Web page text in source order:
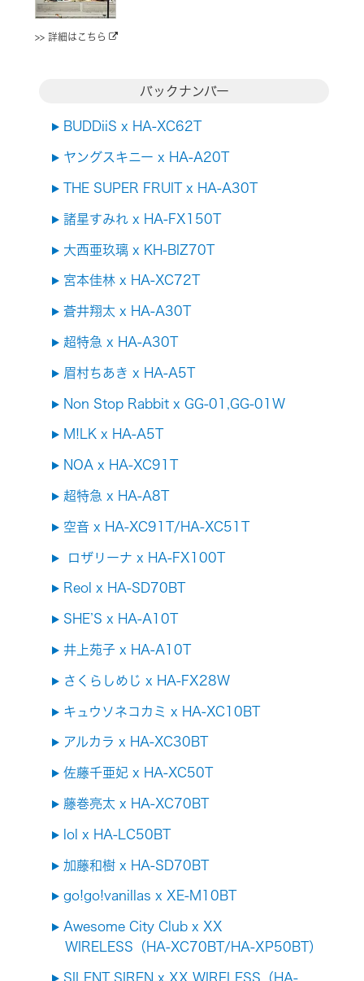
>> 詳細はこちら
バックナンバー
BUDDiiS x HA-XC62T
ヤングスキニー x HA-A20T
THE SUPER FRUIT x HA-A30T
諸星すみれ x HA-FX150T
大西亜玖璃 x KH-BIZ70T
宮本佳林 x HA-XC72T
蒼井翔太 x HA-A30T
超特急 x HA-A30T
眉村ちあき x HA-A5T
Non Stop Rabbit x GG-01,GG-01W
M!LK x HA-A5T
NOA x HA-XC91T
超特急 x HA-A8T
空音 x HA-XC91T/HA-XC51T
ロザリーナ x HA-FX100T
Reol x HA-SD70BT
SHE’S x HA-A10T
井上苑子 x HA-A10T
さくらしめじ x HA-FX28W
キュウソネコカミ x HA-XC10BT
アルカラ x HA-XC30BT
佐藤千亜妃 x HA-XC50T
藤巻亮太 x HA-XC70BT
lol x HA-LC50BT
加藤和樹 x HA-SD70BT
go!go!vanillas x XE-M10BT
Awesome City Club x XX
WIRELESS（HA-XC70BT/HA-XP50BT）
SILENT SIREN x XX WIRELESS（HA-